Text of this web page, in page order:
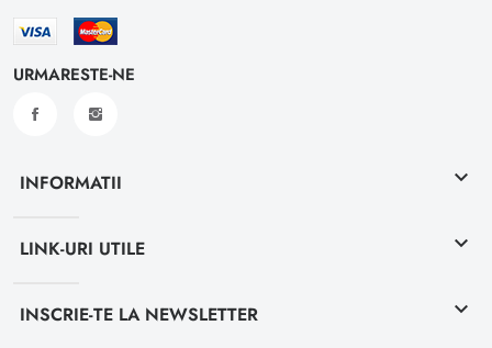
URMARESTE-NE
INFORMATII keyboard_arrow_down
LINK-URI UTILE keyboard_arrow_down
INSCRIE-TE LA NEWSLETTER keyboard_arrow_down